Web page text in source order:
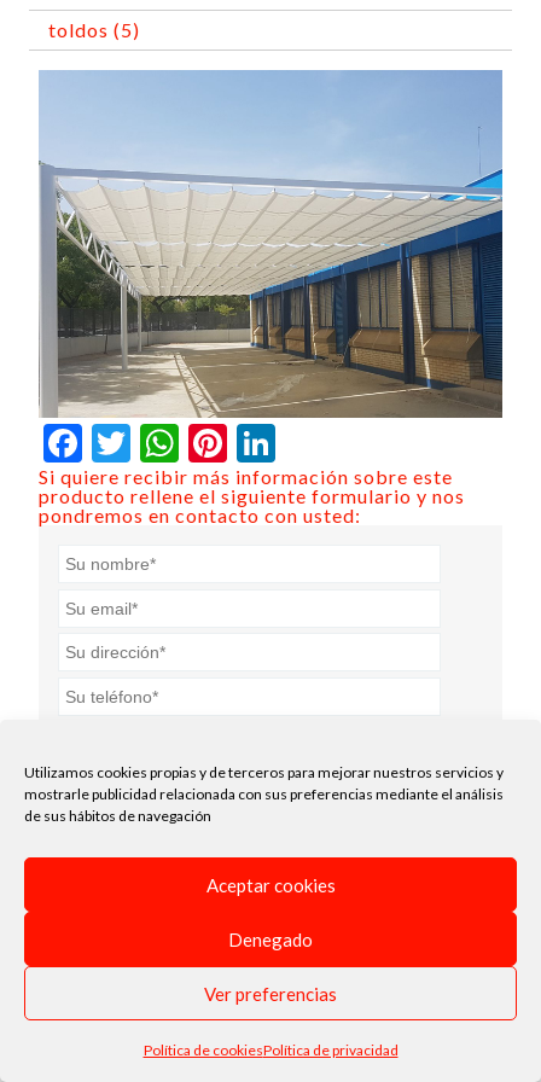
Utilizamos cookies propias y de terceros para mejorar nuestros servicios y
mostrarle publicidad relacionada con sus preferencias mediante el análisis
de sus hábitos de navegación
Aceptar cookies
Denegado
Ver preferencias
Política de cookiesPolítica de privacidad
toldos (5)
Facebook
Twitter
WhatsApp
Pinterest
Si quiere recibir más información sobre este
producto rellene el siguiente formulario y nos
pondremos en contacto con usted:
Acepto lapolítica de privacidad